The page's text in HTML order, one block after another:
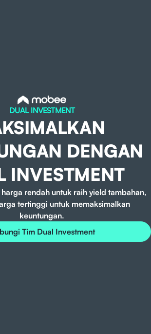
DUAL INVESTMENT
DENGAN
INVESTMENT
rendah untuk raih yield tambahan,
tertinggi untuk memaksimalkan
keuntungan.
Tim Dual Investment